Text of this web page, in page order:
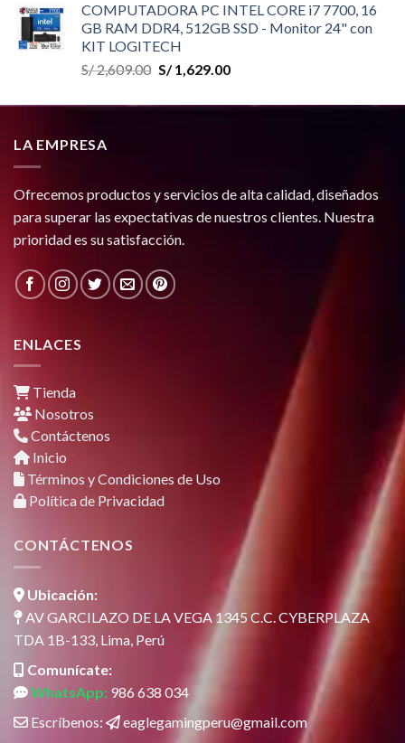
COMPUTADORA PC INTEL CORE i7 7700, 16
GB RAM DDR4, 512GB SSD - Monitor 24" con
KIT LOGITECH
S/2,609.00 El
original
S/1,629.00El
actual
LA EMPRESA
Ofrecemos productos y servicios de alta calidad, diseñados
para superar las expectativas de nuestros clientes. Nuestra
prioridad es su satisfacción.
ENLACES
Tienda
Nosotros
Contáctenos
Inicio
Términos y Condiciones de Uso
Política de Privacidad
CONTÁCTENOS
Ubicación:
AV GARCILAZO DE LA VEGA 1345 C.C. CYBERPLAZA
TDA 1B-133, Lima, Perú
Comunícate:
WhatsApp: 986 638 034
Escríbenos:
eaglegamingperu@gmail.com